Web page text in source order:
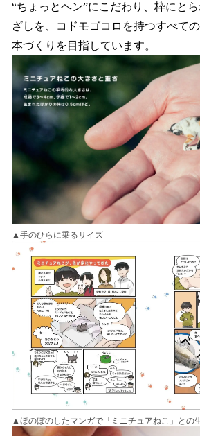
“ちょっとヘン”にこだわり、枠にと
ざしを、コドモゴコロを持つすべて
本づくりを目指しています。
▲手のひらに乗るサイズ
▲ほのぼのしたマンガで「ミニチュアねこ」との